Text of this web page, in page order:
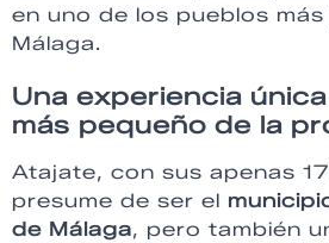
en uno de los pueblos
Málaga.
Una experiencia
más pequeño de la
Atajate, con sus apenas
presume de ser el
de Málaga, pero también